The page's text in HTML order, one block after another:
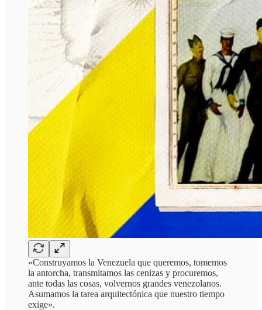
«Construyamos la Venezuela que queremos, tomemos
la antorcha, transmitamos las cenizas y procuremos,
ante todas las cosas, volvernos grandes venezolanos.
Asumamos la tarea arquitectónica que nuestro tiempo
exige».